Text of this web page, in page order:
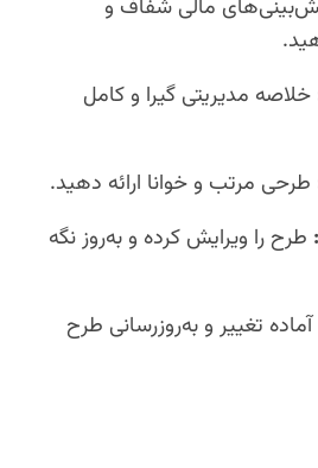
مالی شفاف و
خلاصه مدیریتی گیرا و کامل
طرحی مرتب و خوانا ارائه دهید.
طرح را ویرایش کرده و به‌روز نگه
آماده تغییر و به‌روزرسانی طرح